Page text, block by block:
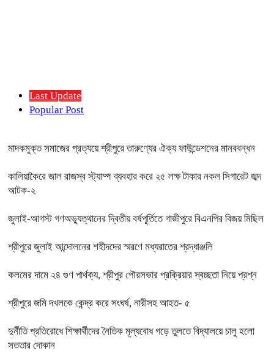
Last Update
Popular Post
মাদকমুক্ত সমাজের প্রত্যয়ে শ্রীপুরে তারুণ্যের ঐক্য ফাউন্ডেশনের মানববন্ধন
কালিয়াকৈরে জাল রাজস্ব স্ট্যাম্প ব্যবহার করে ২৫ লক্ষ টাকার নকল সিগারেট জব্দ
আটক-২
জুলাই-আগস্ট গণঅভ্যুত্থানের দ্বিতীয় বর্ষপূর্তিতে গাজীপুরে বিএনপির বিজয় মিছিল
শ্রীপুরে জুলাই আন্দোলনের শহীদদের স্মরণে মধ্যরাতের শ্রদ্ধাঞ্জলি
কলমের দামে ২৪ গুণ পার্থক্য, শ্রীপুর পৌরসভার প্রক্রিয়ার স্বচ্ছতা নিয়ে প্রশ্ন
শ্রীপুরে জমি দখলকে কেন্দ্র করে সংঘর্ষ, নারীসহ আহত- ৫
দুর্নীতি প্রতিরোধে শিক্ষার্থীদের নৈতিক মূল্যবোধ গড়ে তুলতে বিদ্যালয়ে চালু হলো
সততার দোকান